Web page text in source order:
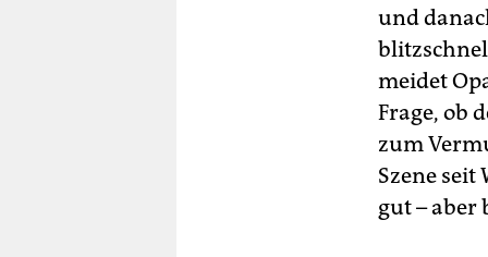
und
meidet
Frage, ob
zum
Szene seit
gut – aber